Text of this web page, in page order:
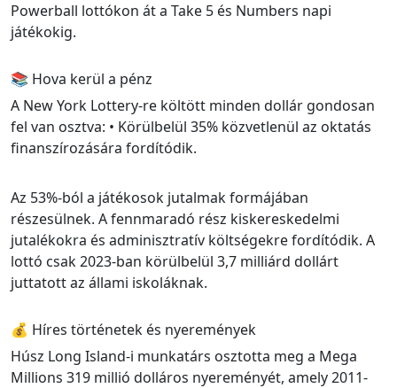
Powerball lottókon át a Take 5 és Numbers napi
játékokig.
📚 Hova kerül a pénz
A New York Lottery-re költött minden dollár gondosan
fel van osztva: • Körülbelül 35% közvetlenül az oktatás
finanszírozására fordítódik.
Az 53%-ból a játékosok jutalmak formájában
részesülnek. A fennmaradó rész kiskereskedelmi
jutalékokra és adminisztratív költségekre fordítódik. A
lottó csak 2023-ban körülbelül 3,7 milliárd dollárt
juttatott az állami iskoláknak.
💰 Híres történetek és nyeremények
Húsz Long Island-i munkatárs osztotta meg a Mega
Millions 319 millió dolláros nyereményét, amely 2011-